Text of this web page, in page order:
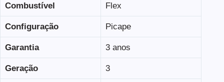
Combustível Flex
Configuração Picape
Garantia 3 anos
Geração 3